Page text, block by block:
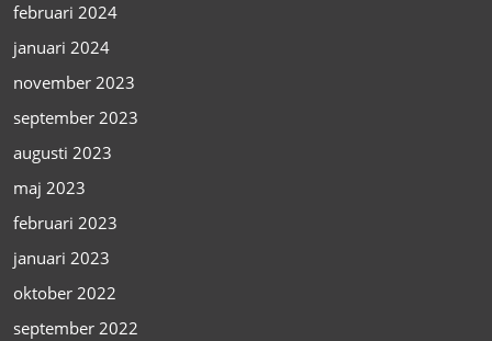
februari 2024
januari 2024
november 2023
september 2023
augusti 2023
maj 2023
februari 2023
januari 2023
oktober 2022
september 2022